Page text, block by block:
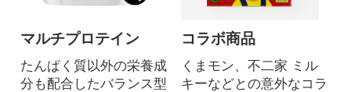
マルチプロテイン
たんぱく質以外の栄養成
分も配合したバランス型
コラボ商品
くまモン、不二家 ミル
キーなどとの意外なコラ